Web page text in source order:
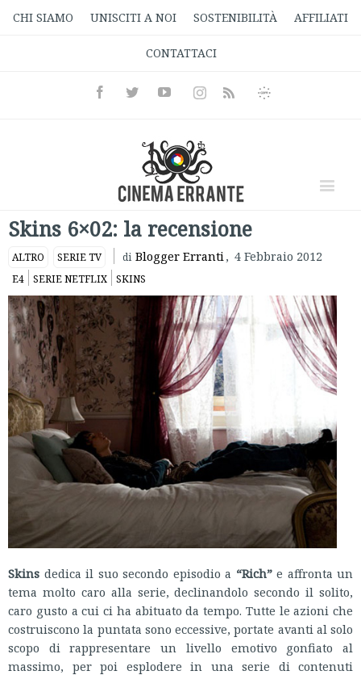
CHI SIAMO UNISCITI A NOI SOSTENIBILITÀ AFFILIATI
CONTATTACI
FacebookTwitterYoutubeInstagramRss
Informativa
Skins 6×02: la recensione
ALTRO SERIE TV di Blogger Erranti, 4 Febbraio 2012
E4 SERIE NETFLIX SKINS
Skins dedica il suo secondo episodio a “Rich”e affronta un
tema molto caro alla serie, declinandolo secondo il solito,
caro gusto a cui ci ha abituato da tempo. Tutte le azioni che
costruiscono la puntata sono eccessive, portate avanti al solo
scopo di rappresentare un livello emotivo gonfiato al
massimo, per poi esplodere in una serie di contenuti